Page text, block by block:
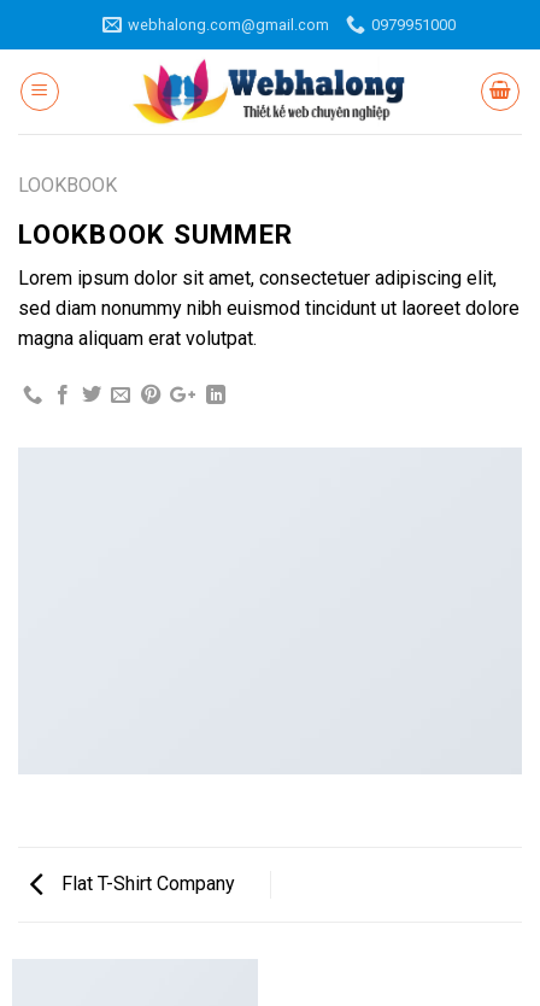
to
content
webhalong.com@gmail.com 0979951000
LOOKBOOK
LOOKBOOK SUMMER
Lorem ipsum dolor sit amet, consectetuer adipiscing elit,
sed diam nonummy nibh euismod tincidunt ut laoreet dolore
magna aliquam erat volutpat.
Flat T-Shirt Company